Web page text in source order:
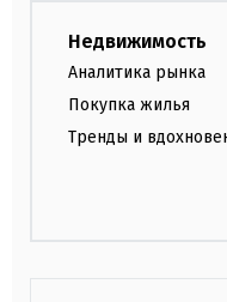
Недвижимость
Аналитика рынка
Покупка жилья
Тренды и